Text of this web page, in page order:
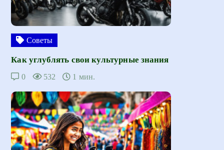
Советы
Как углублять свои культурные знания
0 532 1 мин.